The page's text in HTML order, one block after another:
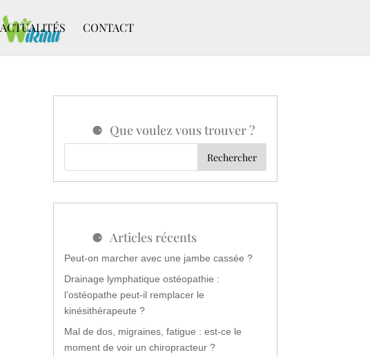
ACTUALITÉS CONTACT
Que voulez vous trouver ?
Articles récents
Peut-on marcher avec une jambe cassée ?
Drainage lymphatique ostéopathie :
l’ostéopathe peut-il remplacer le
kinésithérapeute ?
Mal de dos, migraines, fatigue : est-ce le
moment de voir un chiropracteur ?